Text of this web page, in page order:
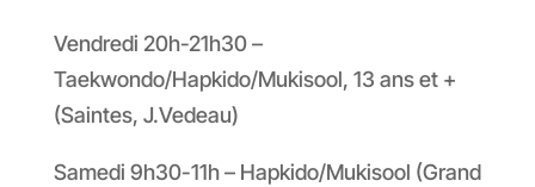
Vendredi 20h-21h30 –
Taekwondo/Hapkido/Mukisool, 13 ans et +
(Saintes, J.Vedeau)
Samedi 9h30-11h – Hapkido/Mukisool (Grand